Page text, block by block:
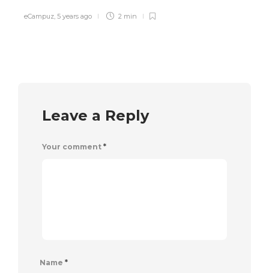
eCampuz, 5 years ago 2 min
Leave a Reply
Your comment *
Name *